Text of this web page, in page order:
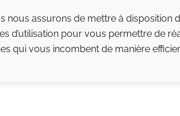
nous assurons de mettre à disposition
d’utilisation pour vous permettre de
qui vous incombent de manière